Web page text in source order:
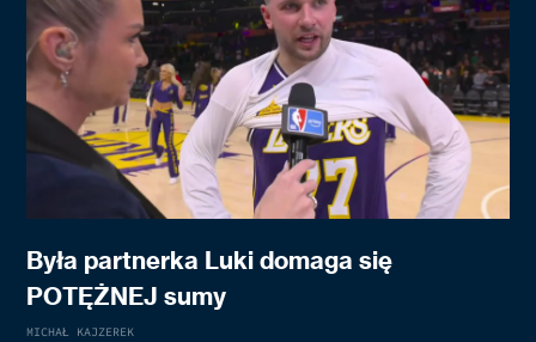
Była partnerka Luki domaga się
POTĘŻNEJ sumy
MICHAŁ KAJZEREK